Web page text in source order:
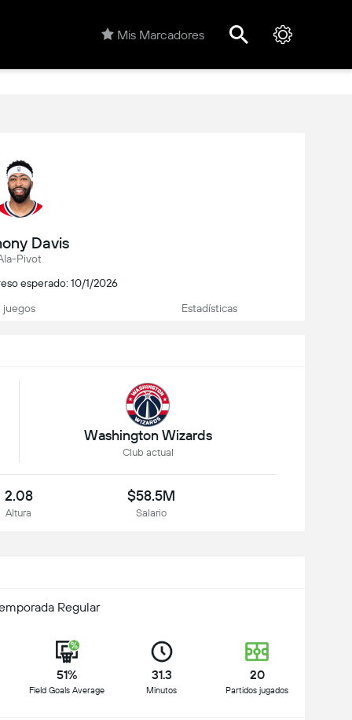
Mis Marcadores
Davis
Pivot
esperado: 10/1/2026
juegos Estadísticas
Washington Wizards
Club actual
2.08
Altura
$58.5M
Salario
Regular
51%
Field Goals Average
31.3
Minutos
20
Partidos jugados